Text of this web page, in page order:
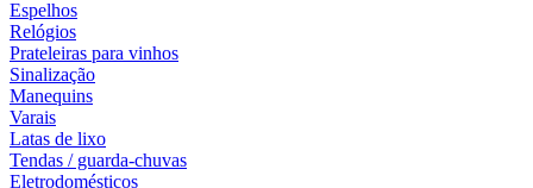
Espelhos
Relógios
Prateleiras para vinhos
Sinalização
Manequins
Varais
Latas de lixo
Tendas / guarda-chuvas
Eletrodomésticos